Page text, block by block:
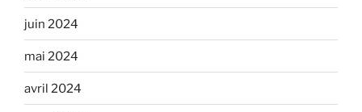
juin 2024
mai 2024
avril 2024